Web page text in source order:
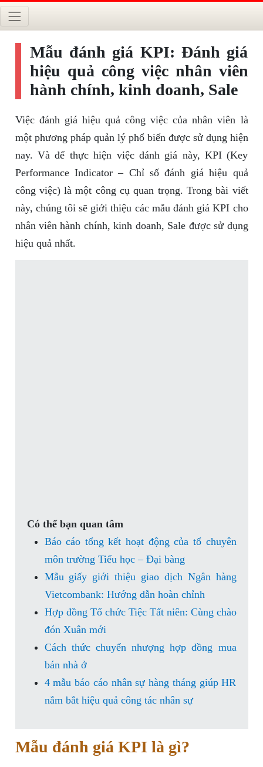
Mẫu đánh giá KPI: Đánh giá
hiệu quả công việc nhân viên
hành chính, kinh doanh, Sale
Việc đánh giá hiệu quả công việc của nhân viên là
một phương pháp quản lý phổ biến được sử dụng hiện
nay. Và để thực hiện việc đánh giá này, KPI (Key
Performance Indicator – Chỉ số đánh giá hiệu quả
công việc) là một công cụ quan trọng. Trong bài viết
này, chúng tôi sẽ giới thiệu các mẫu đánh giá KPI cho
nhân viên hành chính, kinh doanh, Sale được sử dụng
hiệu quả nhất.
Có thể bạn quan tâm
Báo cáo tổng kết hoạt động của tổ chuyên
môn trường Tiểu học – Đại bàng
Mẫu giấy giới thiệu giao dịch Ngân hàng
Vietcombank: Hướng dẫn hoàn chỉnh
Hợp đồng Tổ chức Tiệc Tất niên: Cùng chào
đón Xuân mới
Cách thức chuyển nhượng hợp đồng mua
bán nhà ở
4 mẫu báo cáo nhân sự hàng tháng giúp HR
nắm bắt hiệu quả công tác nhân sự
Mẫu đánh giá KPI là gì?